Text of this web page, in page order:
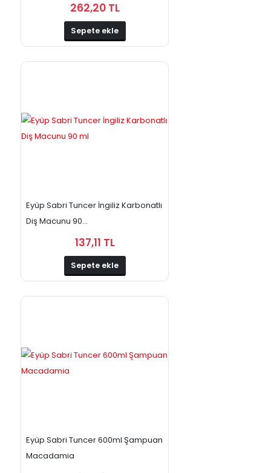
262,20 TL
Sepete ekle
Eyüp Sabri Tuncer İngiliz Karbonatlı
Diş Macunu 90...
137,11 TL
Sepete ekle
Eyüp Sabri Tuncer 600ml Şampuan
Macadamia